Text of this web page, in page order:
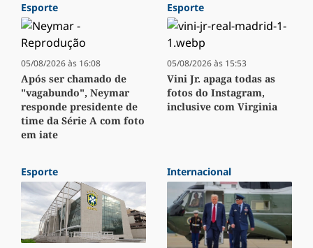
Esporte
05/08/2026 às 16:08
Após ser chamado de
"vagabundo", Neymar
responde presidente de
time da Série A com foto
em iate
Esporte
05/08/2026 às 15:53
Vini Jr. apaga todas as
fotos do Instagram,
inclusive com Virginia
Esporte Internacional